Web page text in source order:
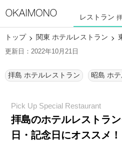
レストラン
トップ 関東 ホテルレストラン
更新日：2022年10月21日
拝島 ホテルレストラン 昭島 ホ
拝島のホテルレストラ
日・記念日にオススメ！